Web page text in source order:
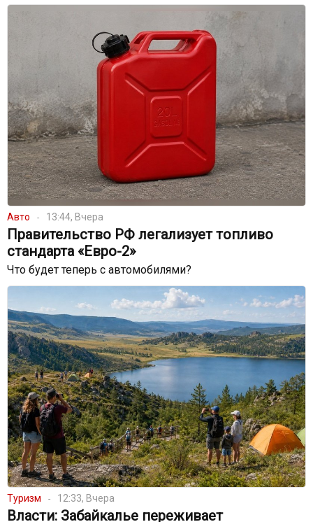
Авто 13:44, Вчера
Правительство РФ легализует топливо
стандарта «Евро-2»
Что будет теперь с автомобилями?
Туризм 12:33, Вчера
Власти: Забайкалье переживает